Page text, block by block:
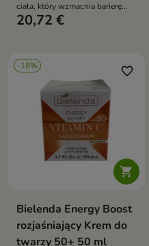
ciała, który wzmacnia barierę
hydrolipidową, koi podrażnienia
20,72 €
-18%

favorite_border
Bielenda Energy Boost
rozjaśniający Krem do
twarzy 50+ 50 ml